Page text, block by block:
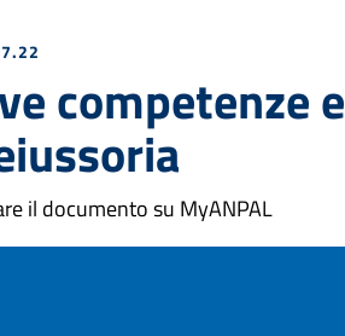
competenze e
il documento su MyANPAL